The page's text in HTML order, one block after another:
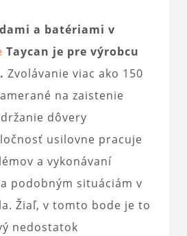
a batériami v
Taycan je pre výrobcu
Zvolávanie viac ako 150
na zaistenie
dôvery
usilovne pracuje
a vykonávaní
podobným situáciám v
Žiaľ, v tomto bode je to
nedostatok